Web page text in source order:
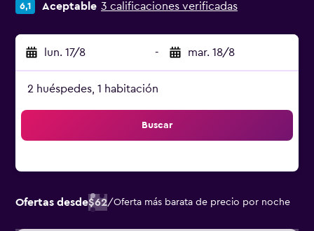
6,1 Aceptable 3 calificaciones verificadas
lun. 17/8 - mar. 18/8
2 huéspedes, 1 habitación
Buscar
Ofertas desde$62/Oferta más barata de precio por noche